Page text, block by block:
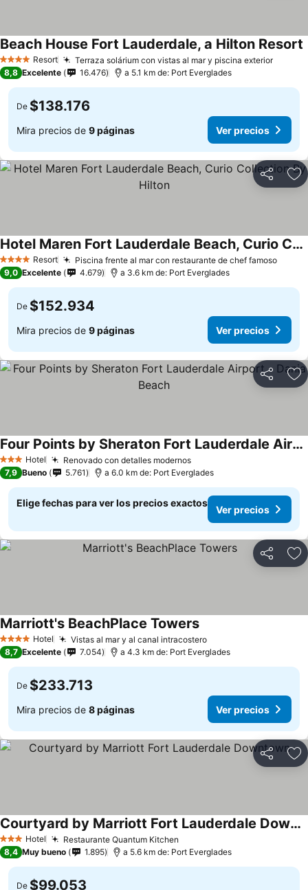
4 EstrellasResort Terraza solárium con vistas al mar y piscina exterior
Beach House Fort Lauderdale, a Hilton Resort
8,8 Excelente 16.476 a 5.1 km de: Port Everglades
De $138.176
Mira precios de 9 páginas Ver precios
Compartir
4 EstrellasResort Piscina frente al mar con restaurante de chef famoso
Hotel Maren Fort Lauderdale Beach, Curio Collection By Hilton
9,0 Excelente 4.679 a 3.6 km de: Port Everglades
De $152.934
Mira precios de 9 páginas Ver precios
Compartir
3 Estrellas
Hotel Renovado con detalles modernos
Four Points by Sheraton Fort Lauderdale Airport - Dania Beach
7,9 Bueno 5.761 a 6.0 km de: Port Everglades
Elige fechas para ver los precios exactos
Ver precios
Compartir
4 EstrellasHotel Vistas al mar y al canal intracostero
Marriott's BeachPlace Towers
8,7 Excelente 7.054 a 4.3 km de: Port Everglades
De $233.713
Mira precios de 8 páginas Ver precios
Compartir
3 Estrellas
Hotel Restaurante Quantum Kitchen
Courtyard by Marriott Fort Lauderdale Downtown
8,4 Muy bueno 1.895 a 5.6 km de: Port Everglades
De $99.053